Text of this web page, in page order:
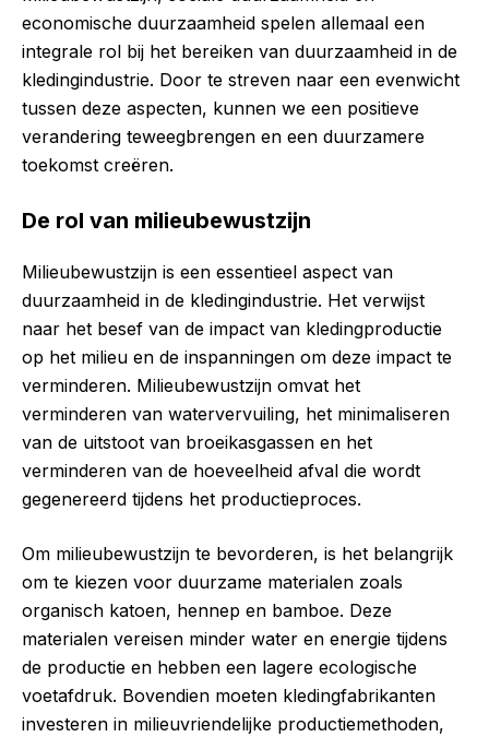
economische duurzaamheid spelen allemaal een
integrale rol bij het bereiken van duurzaamheid in de
kledingindustrie. Door te streven naar een evenwicht
tussen deze aspecten, kunnen we een positieve
verandering teweegbrengen en een duurzamere
toekomst creëren.
De rol van milieubewustzijn
Milieubewustzijn is een essentieel aspect van
duurzaamheid in de kledingindustrie. Het verwijst
naar het besef van de impact van kledingproductie
op het milieu en de inspanningen om deze impact te
verminderen. Milieubewustzijn omvat het
verminderen van watervervuiling, het minimaliseren
van de uitstoot van broeikasgassen en het
verminderen van de hoeveelheid afval die wordt
gegenereerd tijdens het productieproces.
Om milieubewustzijn te bevorderen, is het belangrijk
om te kiezen voor duurzame materialen zoals
organisch katoen, hennep en bamboe. Deze
materialen vereisen minder water en energie tijdens
de productie en hebben een lagere ecologische
voetafdruk. Bovendien moeten kledingfabrikanten
investeren in milieuvriendelijke productiemethoden,